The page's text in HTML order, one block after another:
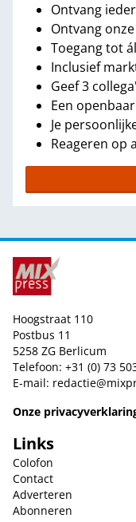
Ontvang
Ontvang
Toegang tot
Inclusief
Geef 3
Een
Je
Reageren op
Hoogstraat 110
Postbus 11
5258 ZG Berlicum
Telefoon: +31 (0) 73
E-mail:
Onze
Links
Colofon
Contact
Adverteren
Abonneren